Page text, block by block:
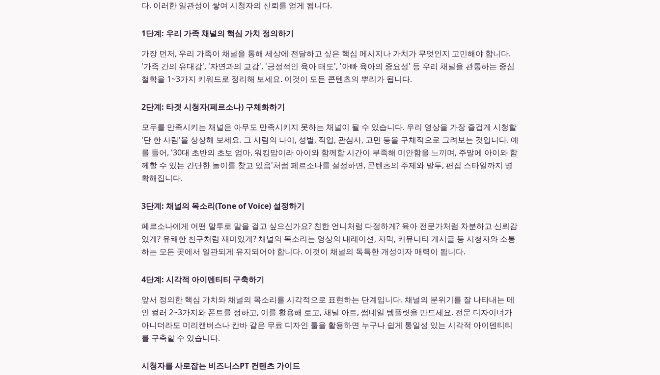
다. 이러한 일관성이 쌓여 시청자의 신뢰를 얻게 됩니다.
1단계: 우리 가족 채널의 핵심 가치 정의하기
가장 먼저, 우리 가족이 채널을 통해 세상에 전달하고 싶은 핵심 메시지나 가치가 무엇인지 고민해야 합니다.
'가족 간의 유대감', '자연과의 교감', '긍정적인 육아 태도', '아빠 육아의 중요성' 등 우리 채널을 관통하는 중심
철학을 1~3가지 키워드로 정리해 보세요. 이것이 모든 콘텐츠의 뿌리가 됩니다.
2단계: 타겟 시청자(페르소나) 구체화하기
모두를 만족시키는 채널은 아무도 만족시키지 못하는 채널이 될 수 있습니다. 우리 영상을 가장 즐겁게 시청할
'단 한 사람'을 상상해 보세요. 그 사람의 나이, 성별, 직업, 관심사, 고민 등을 구체적으로 그려보는 것입니다. 예
를 들어, '30대 초반의 초보 엄마, 워킹맘이라 아이와 함께할 시간이 부족해 미안함을 느끼며, 주말에 아이와 함
께할 수 있는 간단한 놀이를 찾고 있음'처럼 페르소나를 설정하면, 콘텐츠의 주제와 말투, 편집 스타일까지 명
확해집니다.
3단계: 채널의 목소리(Tone of Voice) 설정하기
페르소나에게 어떤 말투로 말을 걸고 싶으신가요? 친한 언니처럼 다정하게? 육아 전문가처럼 차분하고 신뢰감
있게? 유쾌한 친구처럼 재미있게? 채널의 목소리는 영상의 내레이션, 자막, 커뮤니티 게시글 등 시청자와 소통
하는 모든 곳에서 일관되게 유지되어야 합니다. 이것이 채널의 독특한 개성이자 매력이 됩니다.
4단계: 시각적 아이덴티티 구축하기
앞서 정의한 핵심 가치와 채널의 목소리를 시각적으로 표현하는 단계입니다. 채널의 분위기를 잘 나타내는 메
인 컬러 2~3가지와 폰트를 정하고, 이를 활용해 로고, 채널 아트, 썸네일 템플릿을 만드세요. 전문 디자이너가
아니더라도 미리캔버스나 칸바 같은 무료 디자인 툴을 활용하면 누구나 쉽게 통일성 있는 시각적 아이덴티티
를 구축할 수 있습니다.
시청자를 사로잡는 비즈니스PT 컨텐츠 가이드